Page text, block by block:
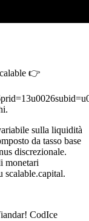
👉
sulla liquidità
da tasso base
discrezionale.
monetari
CodIce